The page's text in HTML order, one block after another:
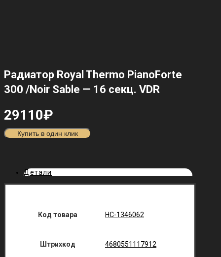
Радиатор Royal Thermo PianoForte
300 /Noir Sable — 16 секц. VDR
29110₽
Купить в один клик
Детали
Код товара НС-1346062
Штрихкод 4680551117912